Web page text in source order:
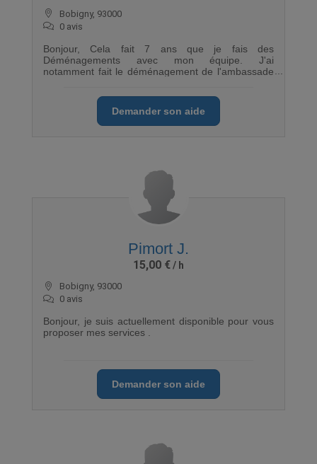
Bobigny, 93000
0 avis
Bonjour, Cela fait 7 ans que je fais des
Déménagements avec mon équipe. J'ai
notamment fait le déménagement de l'ambassade
vous transport de meuble table,chaise,bureau
,armoire,commode, buffet, lit, canapé, ,fauteuil,
l'électroménager. Je suis à votre disposition avec
mon camion de 15m3 ainsi que des couvertures,
Demander son aide
Pimort J.
15,00 €
Bobigny, 93000
0 avis
Bonjour, je suis actuellement disponible pour vous
proposer mes services .
Demander son aide